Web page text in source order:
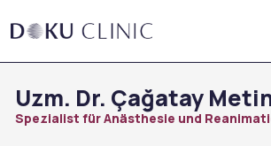
Uzm. Dr. Çağatay
Spezialist für Anästhesie und